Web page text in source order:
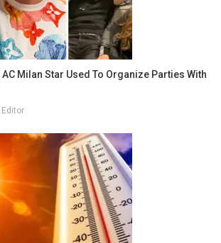
Milan Star Used To Organize Parties With
Editor